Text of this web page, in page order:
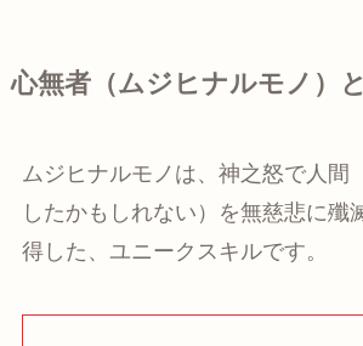
心無者（ムジヒナルモノ）
ムジヒナルモノは、神之怒で人間
したかもしれない）を無慈悲に殲
得した、ユニークスキルです。